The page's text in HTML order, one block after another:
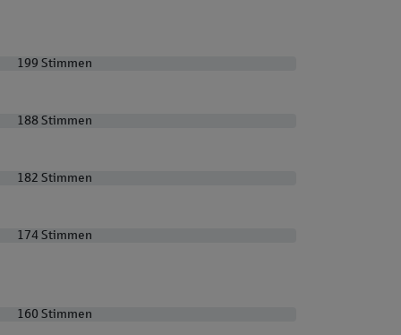
199 Stimmen
199 Stimmen
188 Stimmen
188 Stimmen
182 Stimmen
182 Stimmen
174 Stimmen
174 Stimmen
160 Stimmen
160 Stimmen